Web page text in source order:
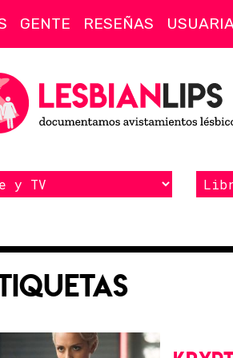
GENTE RESEÑAS